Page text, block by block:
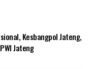
, Kesbangpol Jateng,
PWI Jateng